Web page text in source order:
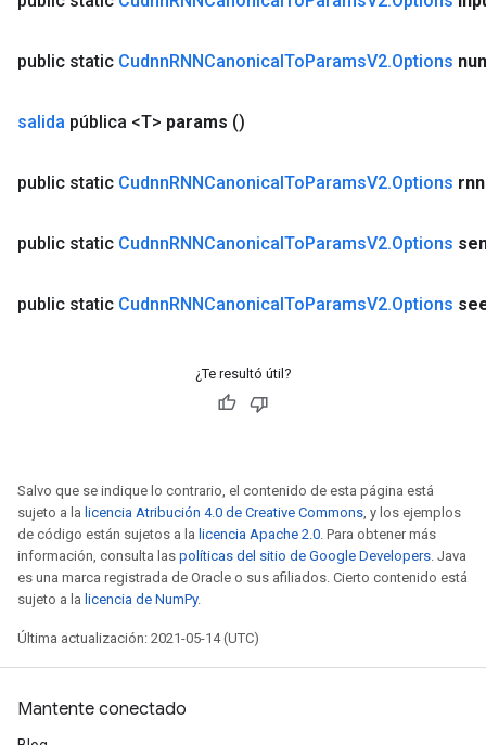
public static CudnnRNNCanonicalToParamsV2.Options
salida pública <T> params ()
public static CudnnRNNCanonicalToParamsV2.Options rnn
public static CudnnRNNCanonicalToParamsV2.Options
public static CudnnRNNCanonicalToParamsV2.Options
¿Te resultó útil?
Salvo que se indique lo contrario, el contenido de esta página está
sujeto a la licencia Atribución 4.0 de Creative Commons, y los ejemplos
de código están sujetos a la licencia Apache 2.0. Para obtener más
información, consulta las políticas del sitio de Google Developers. Java
es una marca registrada de Oracle o sus afiliados. Cierto contenido está
sujeto a la licencia de NumPy.
Última actualización: 2021-05-14 (UTC)
Mantente conectado